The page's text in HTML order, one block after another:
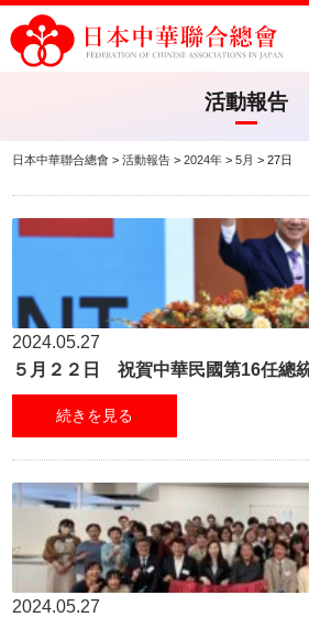
活動報告
日本中華聯合總會 >活動報告 >2024年 >5月 >27日
2024.05.27
５月２２日 祝賀中華民國第16任總
続きを見る
2024.05.27